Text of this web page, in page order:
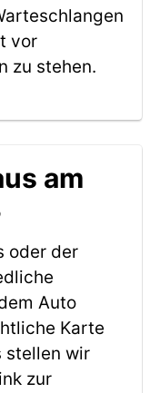
vor
zu stehen.
am
oder der
Auto
Karte
stellen wir
zur